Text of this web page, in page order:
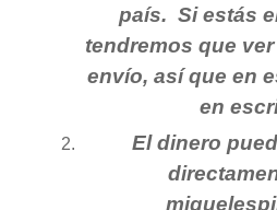
país. Si estás
tendremos que
envío, así que en
en
El dinero